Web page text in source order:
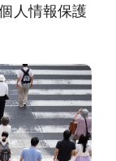
人情報保護